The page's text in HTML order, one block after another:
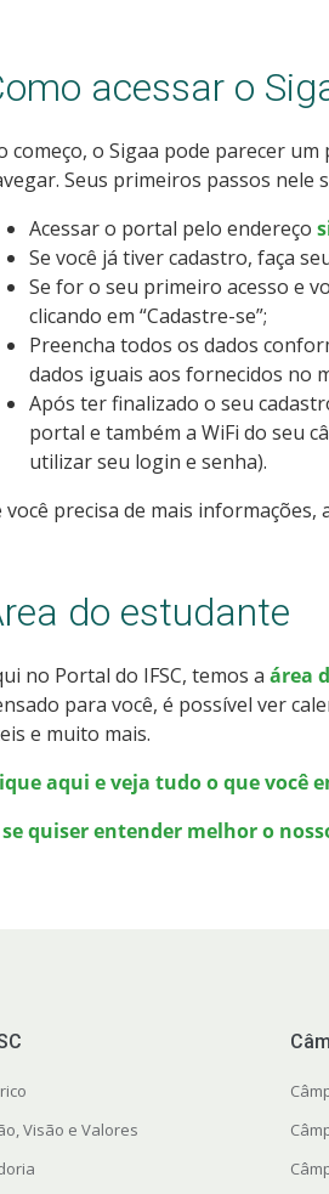
acessar o
começo, o Sigaa pode parecer
Seus primeiros passos nele
Acessar o portal pelo endereço
Se você já tiver cadastro, faça
Se for o seu primeiro acesso e
clicando em “Cadastre-se”;
Preencha todos os dados
dados iguais aos fornecidos no
Após ter finalizado o seu
portal e também a WiFi do seu
utilizar seu login e senha).
você precisa de mais informações,
do estudante
no Portal do IFSC, temos a área
para você, é possível ver
e muito mais.
aqui e veja tudo o que você
se quiser entender melhor o
Visão e Valores